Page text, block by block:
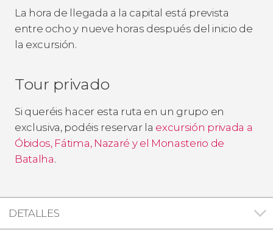
La hora de llegada a la capital está prevista
entre ocho y nueve horas después del inicio de
la excursión.
Tour privado
Si queréis hacer esta ruta en un grupo en
exclusiva, podéis reservar la excursión privada a
Óbidos, Fátima, Nazaré y el Monasterio de
Batalha.
DETALLES